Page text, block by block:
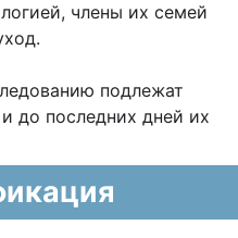
члены их семей
подлежат
до последних дней их